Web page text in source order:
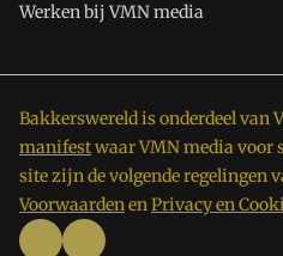
Werken bij VMN media
Bakkerswereld is onderdeel van
manifestwaar VMN media voor
site zijn de volgende regelingen
VoorwaardenenPrivacy en